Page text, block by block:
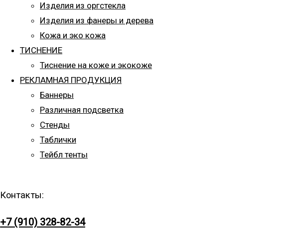
Изделия из оргстекла
Изделия из фанеры и дерева
Кожа и эко кожа
ТИСНЕНИЕ
Тиснение на коже и экокоже
РЕКЛАМНАЯ ПРОДУКЦИЯ
Баннеры
Различная подсветка
Стенды
Таблички
Тейбл тенты
Контакты:
+7 (910) 328-82-34